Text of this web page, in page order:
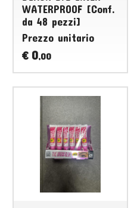
WATERPROOF [Conf.
da 48 pezzi]
Prezzo unitario
€ 0,00